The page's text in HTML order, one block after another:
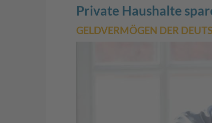
Private Haushalte
GELDVERMÖGEN DER